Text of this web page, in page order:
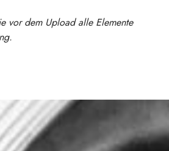
vor dem Upload alle Elemente